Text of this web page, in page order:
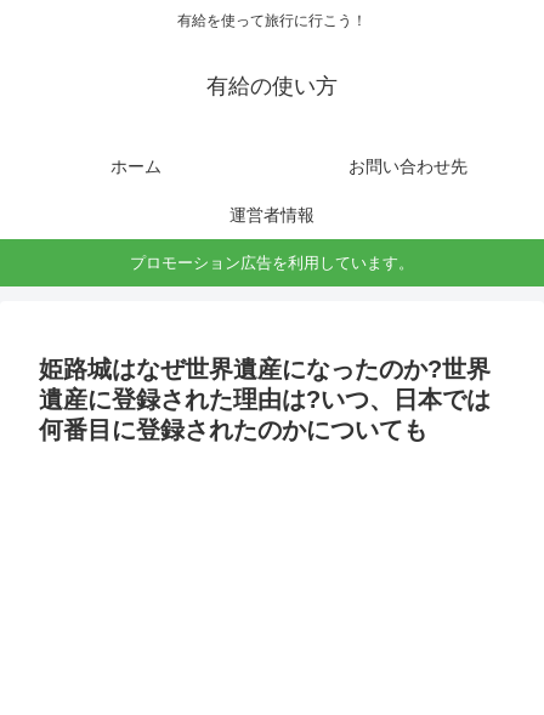
有給を使って旅行に行こう！
有給の使い方
ホーム お問い合わせ先
運営者情報
プロモーション広告を利用しています。
姫路城はなぜ世界遺産になったのか?世界
遺産に登録された理由は?いつ、日本では
何番目に登録されたのかについても